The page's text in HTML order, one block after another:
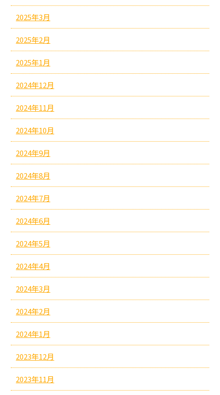
2025年3月
2025年2月
2025年1月
2024年12月
2024年11月
2024年10月
2024年9月
2024年8月
2024年7月
2024年6月
2024年5月
2024年4月
2024年3月
2024年2月
2024年1月
2023年12月
2023年11月